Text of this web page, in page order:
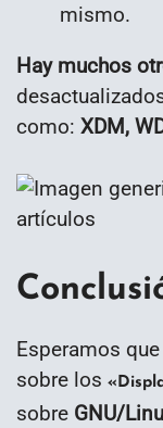
mismo.
Hay muchos
como: XDM,
Esperamos
sobre los
sobre GNU/